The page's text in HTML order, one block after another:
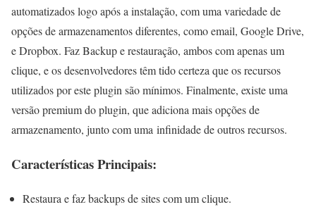
automatizados logo após a instalação, com uma variedade de
opções de armazenamentos diferentes, como email, Google Drive,
e Dropbox. Faz Backup e restauração, ambos com apenas um
clique, e os desenvolvedores têm tido certeza que os recursos
utilizados por este plugin são mínimos. Finalmente, existe uma
versão premium do plugin, que adiciona mais opções de
armazenamento, junto com uma infinidade de outros recursos.
Características Principais:
Restaura e faz backups de sites com um clique.